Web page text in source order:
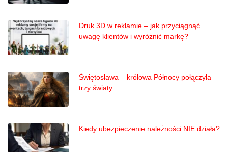
Druk 3D w reklamie – jak przyciągnąć
uwagę klientów i wyróżnić markę?
Świętosława – królowa Północy połączyła
trzy światy
Kiedy ubezpieczenie należności NIE działa?